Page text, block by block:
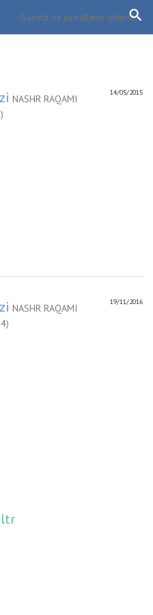
14/05/2015
NASHR RAQAMI
19/11/2016
NASHR RAQAMI